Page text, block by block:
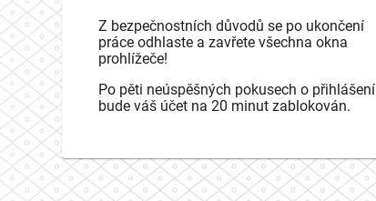
Z bezpečnostních důvodů se po ukončení
práce odhlaste a zavřete všechna okna
prohlížeče!
Po pěti neúspěšných pokusech o přihlášení
bude váš účet na 20 minut zablokován.